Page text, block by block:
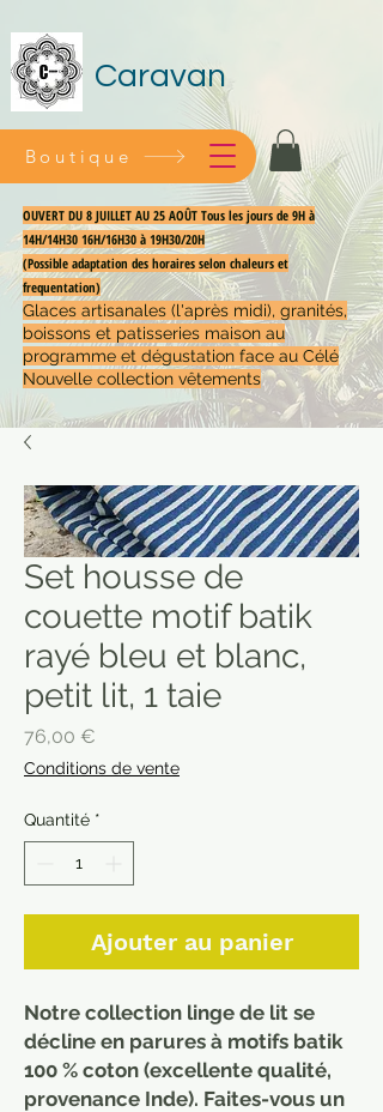
Caravan
OUVERT DU 8 JUILLET AU 25 AOÛT Tous les jours de 9H à
14H/14H30 16H/16H30 à 19H30/20H
(Possible adaptation des horaires selon chaleurs et
frequentation)
Glaces artisanales (l'après midi), granités,
boissons et patisseries maison au
programme et dégustation face au Célé
Nouvelle collection vêtements
Boutique
Set housse de
couette motif batik
rayé bleu et blanc,
petit lit, 1 taie
76,00 €
Conditions de vente
Quantité *
Ajouter au panier
Notre collection linge de lit se
décline en parures à motifs batik
100 % coton (excellente qualité,
provenance Inde). Faites-vous un